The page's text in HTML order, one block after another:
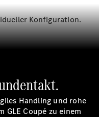
Konfiguration.
Handling und rohe
GLE Coupé zu einem